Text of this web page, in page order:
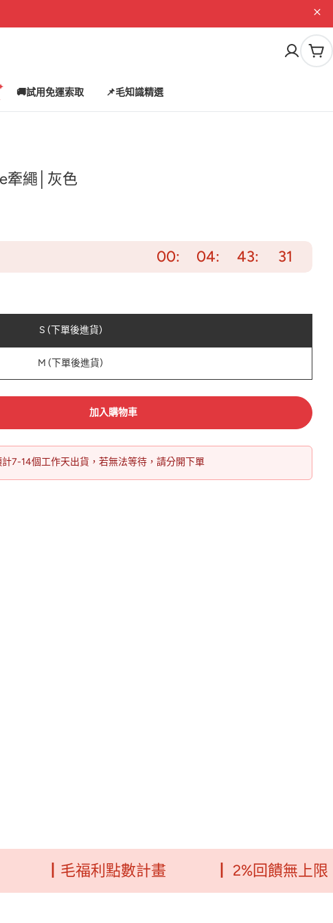
購
🚚試用免運索取 📌毛知識精選
牽繩│灰色
00 04 43 29
S (下單後進貨)
M (下單後進貨)
加入購物車
7-14個工作天出貨，若無法等待，請分開下單
┃毛福利點數計畫 ┃ 2%回饋無上限